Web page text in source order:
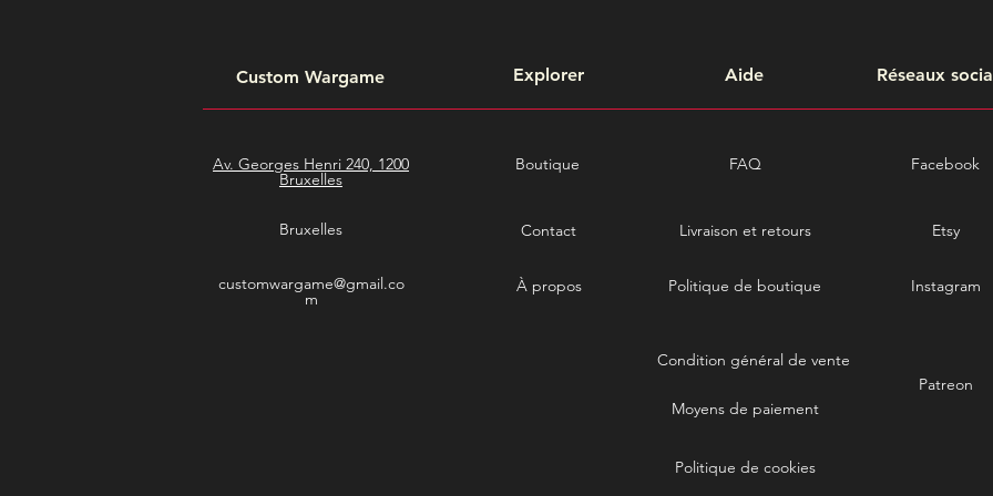
Custom Wargame Explorer Aide Réseaux
Av. Georges Henri 240, 1200
Bruxelles
Bruxelles
customwargame@gmail.co
m
Boutique FAQ
Contact Livraison et retours
À propos Politique de boutique
Facebook
Etsy
Instagram
Condition général de vente
Patreon
Moyens de paiement
Politique de cookies